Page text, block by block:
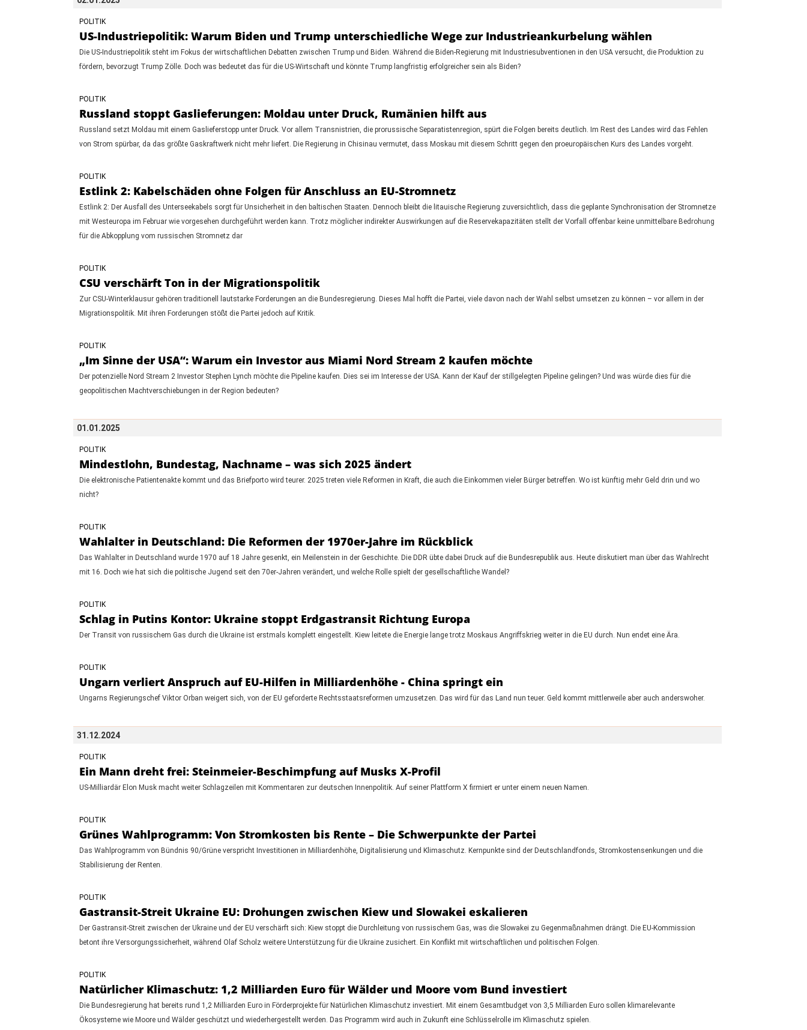
POLITIK
US-Industriepolitik: Warum Biden und Trump unterschiedliche Wege zur Industrieankurbelung wählen
Die US-Industriepolitik steht im Fokus der wirtschaftlichen Debatten zwischen Trump und Biden. Während die Biden-Regierung mit Industriesubventionen in den USA versucht, die Produktion zu
fördern, bevorzugt Trump Zölle. Doch was bedeutet das für die US-Wirtschaft und könnte Trump langfristig erfolgreicher sein als Biden?
POLITIK
Russland stoppt Gaslieferungen: Moldau unter Druck, Rumänien hilft aus
Russland setzt Moldau mit einem Gaslieferstopp unter Druck. Vor allem Transnistrien, die prorussische Separatistenregion, spürt die Folgen bereits deutlich. Im Rest des Landes wird das Fehlen
von Strom spürbar, da das größte Gaskraftwerk nicht mehr liefert. Die Regierung in Chisinau vermutet, dass Moskau mit diesem Schritt gegen den proeuropäischen Kurs des Landes vorgeht.
POLITIK
Estlink 2: Kabelschäden ohne Folgen für Anschluss an EU-Stromnetz
Estlink 2: Der Ausfall des Unterseekabels sorgt für Unsicherheit in den baltischen Staaten. Dennoch bleibt die litauische Regierung zuversichtlich, dass die geplante Synchronisation der Stromnetze
mit Westeuropa im Februar wie vorgesehen durchgeführt werden kann. Trotz möglicher indirekter Auswirkungen auf die Reservekapazitäten stellt der Vorfall offenbar keine unmittelbare Bedrohung
für die Abkopplung vom russischen Stromnetz dar
POLITIK
CSU verschärft Ton in der Migrationspolitik
Zur CSU-Winterklausur gehören traditionell lautstarke Forderungen an die Bundesregierung. Dieses Mal hofft die Partei, viele davon nach der Wahl selbst umsetzen zu können – vor allem in der
Migrationspolitik. Mit ihren Forderungen stößt die Partei jedoch auf Kritik.
POLITIK
„Im Sinne der USA“: Warum ein Investor aus Miami Nord Stream 2 kaufen möchte
Der potenzielle Nord Stream 2 Investor Stephen Lynch möchte die Pipeline kaufen. Dies sei im Interesse der USA. Kann der Kauf der stillgelegten Pipeline gelingen? Und was würde dies für die
geopolitischen Machtverschiebungen in der Region bedeuten?
01.01.2025
POLITIK
Mindestlohn, Bundestag, Nachname – was sich 2025 ändert
Die elektronische Patientenakte kommt und das Briefporto wird teurer. 2025 treten viele Reformen in Kraft, die auch die Einkommen vieler Bürger betreffen. Wo ist künftig mehr Geld drin und wo
nicht?
POLITIK
Wahlalter in Deutschland: Die Reformen der 1970er-Jahre im Rückblick
Das Wahlalter in Deutschland wurde 1970 auf 18 Jahre gesenkt, ein Meilenstein in der Geschichte. Die DDR übte dabei Druck auf die Bundesrepublik aus. Heute diskutiert man über das Wahlrecht
mit 16. Doch wie hat sich die politische Jugend seit den 70er-Jahren verändert, und welche Rolle spielt der gesellschaftliche Wandel?
POLITIK
Schlag in Putins Kontor: Ukraine stoppt Erdgastransit Richtung Europa
Der Transit von russischem Gas durch die Ukraine ist erstmals komplett eingestellt. Kiew leitete die Energie lange trotz Moskaus Angriffskrieg weiter in die EU durch. Nun endet eine Ära.
POLITIK
Ungarn verliert Anspruch auf EU-Hilfen in Milliardenhöhe - China springt ein
Ungarns Regierungschef Viktor Orban weigert sich, von der EU geforderte Rechtsstaatsreformen umzusetzen. Das wird für das Land nun teuer. Geld kommt mittlerweile aber auch anderswoher.
31.12.2024
POLITIK
Ein Mann dreht frei: Steinmeier-Beschimpfung auf Musks X-Profil
US-Milliardär Elon Musk macht weiter Schlagzeilen mit Kommentaren zur deutschen Innenpolitik. Auf seiner Plattform X firmiert er unter einem neuen Namen.
POLITIK
Grünes Wahlprogramm: Von Stromkosten bis Rente – Die Schwerpunkte der Partei
Das Wahlprogramm von Bündnis 90/Grüne verspricht Investitionen in Milliardenhöhe, Digitalisierung und Klimaschutz. Kernpunkte sind der Deutschlandfonds, Stromkostensenkungen und die
Stabilisierung der Renten.
POLITIK
Gastransit-Streit Ukraine EU: Drohungen zwischen Kiew und Slowakei eskalieren
Der Gastransit-Streit zwischen der Ukraine und der EU verschärft sich: Kiew stoppt die Durchleitung von russischem Gas, was die Slowakei zu Gegenmaßnahmen drängt. Die EU-Kommission
betont ihre Versorgungssicherheit, während Olaf Scholz weitere Unterstützung für die Ukraine zusichert. Ein Konflikt mit wirtschaftlichen und politischen Folgen.
POLITIK
Natürlicher Klimaschutz: 1,2 Milliarden Euro für Wälder und Moore vom Bund investiert
Die Bundesregierung hat bereits rund 1,2 Milliarden Euro in Förderprojekte für Natürlichen Klimaschutz investiert. Mit einem Gesamtbudget von 3,5 Milliarden Euro sollen klimarelevante
Ökosysteme wie Moore und Wälder geschützt und wiederhergestellt werden. Das Programm wird auch in Zukunft eine Schlüsselrolle im Klimaschutz spielen.